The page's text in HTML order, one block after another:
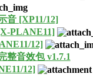
音 [XP11/12]
PLANE11]
12]
整音效包 v1.7.1
12]